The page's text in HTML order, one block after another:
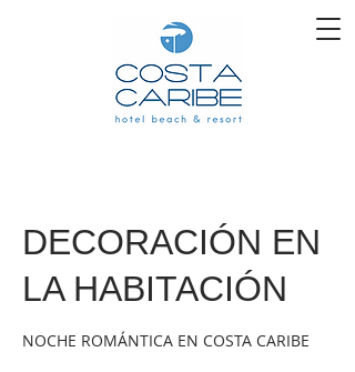
DECORACIÓN EN
LA HABITACIÓN
NOCHE ROMÁNTICA EN COSTA CARIBE